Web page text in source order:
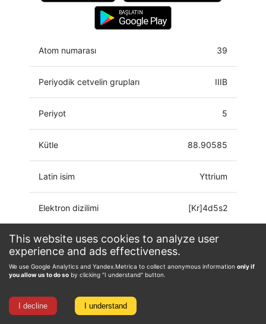
This website uses cookies to analyze user
experience and ads effectiveness.
We use Google Analytics and Yandex.Metrica to collect anonymous information only if
you allow us to do so by clicking "I understand" button.
I decline I understand
BAŞLATIN
Google Play
Atom numarası 39
Periyodik cetvelin grupları IIIB
Periyot 5
Kütle 88.90585
Latin isim Yttrium
Elektron dizilimi [Kr]4d5s2
Paslanma durumu 0, 1, 2, 3